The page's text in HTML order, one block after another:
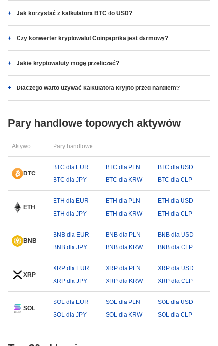
Jak korzystać z kalkulatora BTC do USD?
Czy konwerter kryptowalut Coinpaprika jest darmowy?
Jakie kryptowaluty mogę przeliczać?
Dlaczego warto używać kalkulatora krypto przed handlem?
Pary handlowe topowych aktywów
Aktywo Pary handlowe
BTC
BTC dla EUR BTC dla PLN
BTC dla USD
BTC dla JPY
BTC dla KRW BTC dla CLP
ETH
ETH dla EUR ETH dla PLN
ETH dla USD
ETH dla JPY
ETH dla KRW ETH dla CLP
BNB
BNB dla EUR BNB dla PLN
BNB dla USD
BNB dla JPY
BNB dla KRW BNB dla CLP
XRP
XRP dla EUR XRP dla PLN
XRP dla USD
XRP dla JPY
XRP dla KRW XRP dla CLP
SOL
SOL dla EUR SOL dla PLN
SOL dla USD
SOL dla JPY
SOL dla KRW SOL dla CLP